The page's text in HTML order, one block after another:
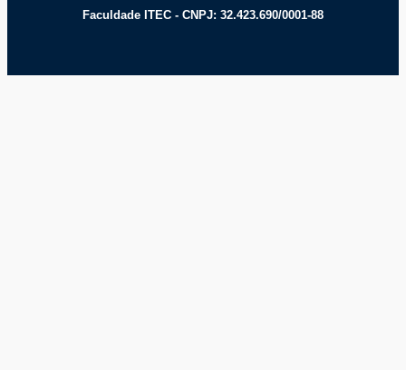
Faculdade ITEC - CNPJ: 32.423.690/0001-88